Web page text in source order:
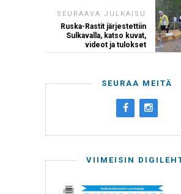
SEURAAVA JULKAISU
Ruska-Rastit järjestettiin
Sulkavalla, katso kuvat,
videot ja tulokset
SEURAA MEITÄ
VIIMEISIN